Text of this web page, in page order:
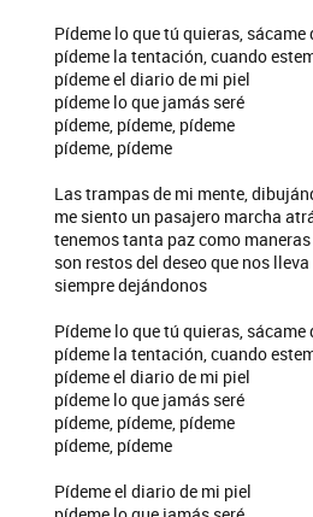
Pídeme lo que tú quieras, sácame
pídeme la tentación, cuando
pídeme el diario de mi piel
pídeme lo que jamás seré
pídeme, pídeme, pídeme
pídeme, pídeme
Las trampas de mi mente,
me siento un pasajero marcha
tenemos tanta paz como maneras
son restos del deseo que nos lleva
siempre dejándonos
Pídeme lo que tú quieras, sácame
pídeme la tentación, cuando
pídeme el diario de mi piel
pídeme lo que jamás seré
pídeme, pídeme, pídeme
pídeme, pídeme
Pídeme el diario de mi piel